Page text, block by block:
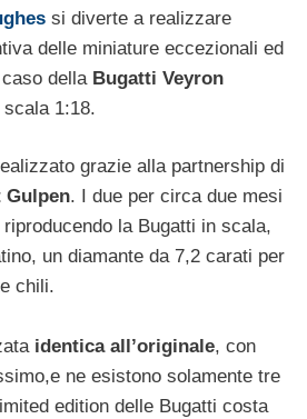
si diverte a realizzare
delle miniature eccezionali ed
della Bugatti Veyron
scala 1:18.
grazie alla partnership di
Gulpen. I due per circa due mesi
la Bugatti in scala,
un diamante da 7,2 carati per
chili.
identica all’originale, con
ne esistono solamente tre
edition delle Bugatti costa